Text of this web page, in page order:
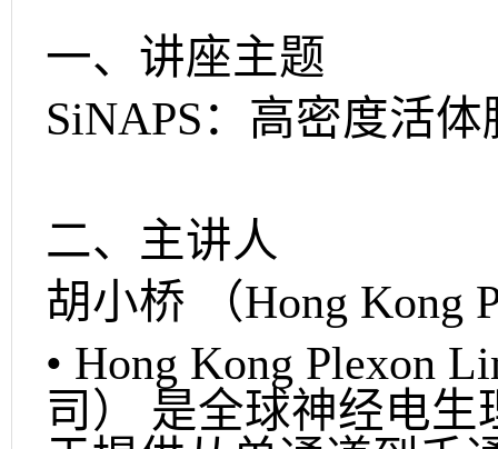
一、讲座主题
SiNAPS：高密度活
二、主讲人
胡小桥 （Hong Kong
• Hong Kong Plexon
司） 是全球神经电